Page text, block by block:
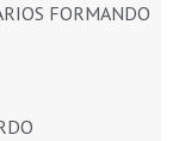
FORMANDO